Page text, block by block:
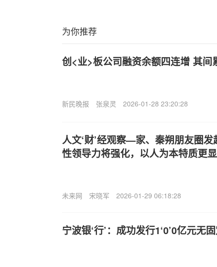
为你推荐
创<业>板公司融资余额四连增 其间
新民晚报 张泉灵 2026-01-28 23:20:28
人文‘财’经观察—家、秦朔朋友圈
性领导力将强化，以人为本特质更
未来网 宋晓军 2026-01-29 06:18:28
宁波银‘行’：成功发行1‘0’0亿元无